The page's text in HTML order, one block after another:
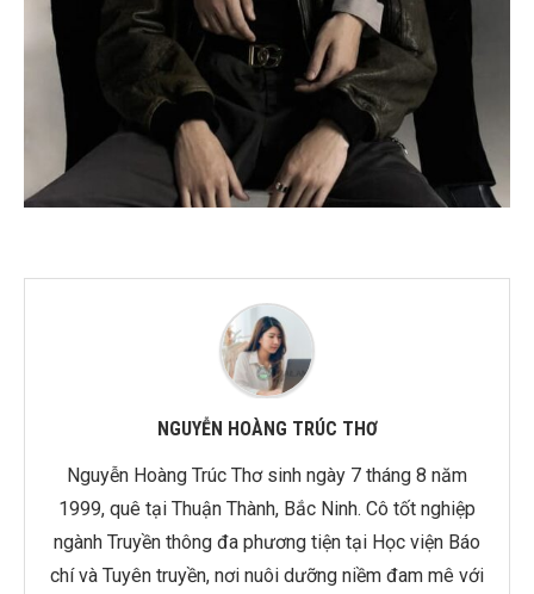
NGUYỄN HOÀNG TRÚC THƠ
Nguyễn Hoàng Trúc Thơ sinh ngày 7 tháng 8 năm
1999, quê tại Thuận Thành, Bắc Ninh. Cô tốt nghiệp
ngành Truyền thông đa phương tiện tại Học viện Báo
chí và Tuyên truyền, nơi nuôi dưỡng niềm đam mê với